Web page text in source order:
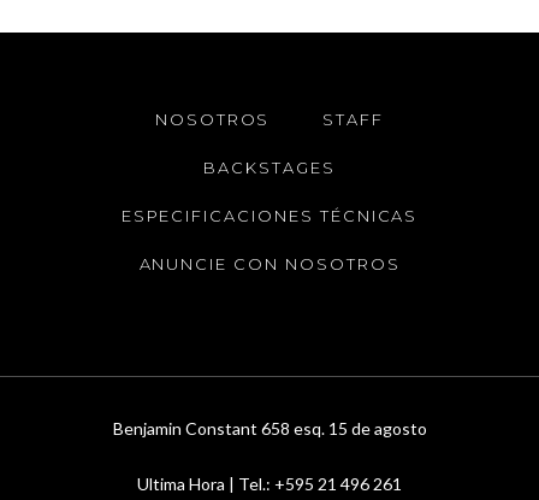
NOSOTROS STAFF
BACKSTAGES
ESPECIFICACIONES TÉCNICAS
ANUNCIE CON NOSOTROS
Benjamin Constant 658 esq. 15 de agosto
Ultima Hora | Tel.: +595 21 496 261